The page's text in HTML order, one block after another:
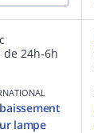
lampe